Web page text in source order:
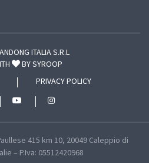
ITALIA S.R.L
BYSYROOP
PRIVACY POLICY
415 km 10, 20049 Caleppio di
– P.Iva: 05512420968